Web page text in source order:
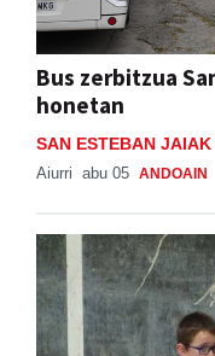
Bus zerbitzua
honetan
SAN ESTEBAN
Aiurri abu 05 ANDOAIN